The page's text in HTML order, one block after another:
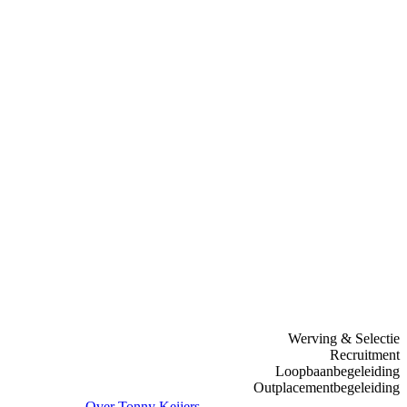
Werving & Selectie
Recruitment
Loopbaanbegeleiding
Outplacementbegeleiding